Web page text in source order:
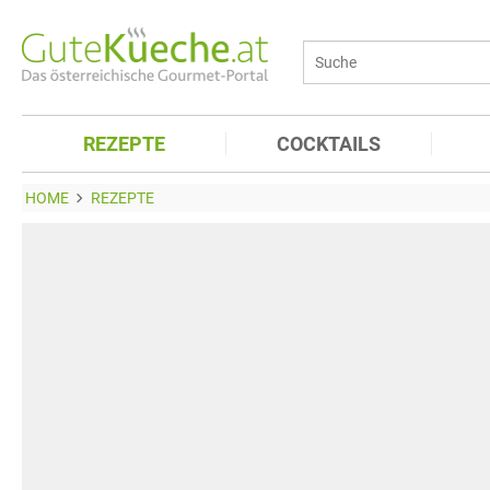
REZEPTE COCKTAILS
HOME REZEPTE